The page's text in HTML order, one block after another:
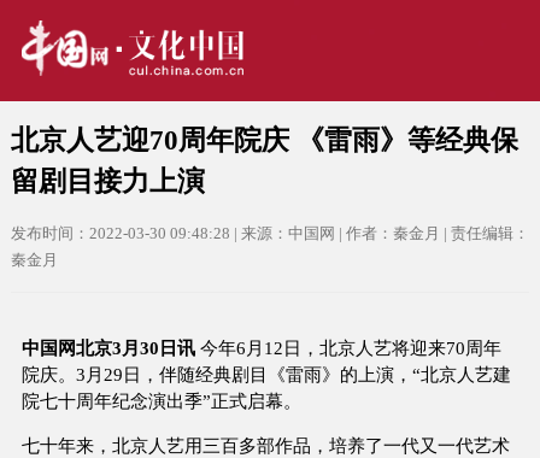
北京人艺迎70周年院庆 《雷雨》等经典保
留剧目接力上演
发布时间：2022-03-30 09:48:28 | 来源：中国网 | 作者：秦金月 | 责任编辑：
秦金月
中国网北京3月30日讯今年6月12日，北京人艺将迎来70周年
院庆。3月29日，伴随经典剧目《雷雨》的上演，“北京人艺建
院七十周年纪念演出季”正式启幕。
七十年来，北京人艺用三百多部作品，培养了一代又一代艺术